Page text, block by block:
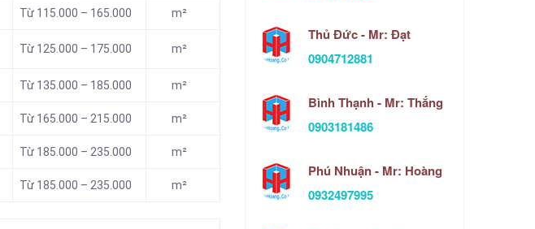
Từ 115.000 – 165.000 m²
Từ 125.000 – 175.000 m²
Từ 135.000 – 185.000 m²
Từ 165.000 – 215.000 m²
Từ 185.000 – 235.000 m²
Từ 185.000 – 235.000 m²
Thủ Đức - Mr: Đạt
0904712881
Bình Thạnh - Mr: Thắng
0903181486
Phú Nhuận - Mr: Hoàng
0932497995